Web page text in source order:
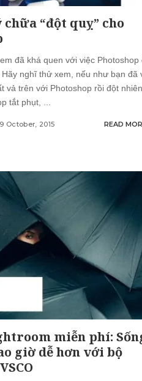
“đột quỵ” cho
đã khá quen với việc Photoshop
nghĩ thử xem, nếu như bạn đã
vả trên với Photoshop rồi đột nhiên
tắt phụt,
October, 2015 READ
miễn phí:
giờ dễ hơn với bộ